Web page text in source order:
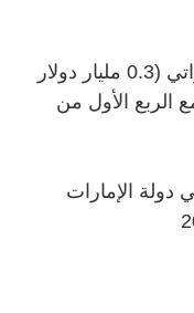
بلغت الإيرادات 1 مليار درهم إماراتي (0.3 مليار دولار
الربع الأول من
الإمارات